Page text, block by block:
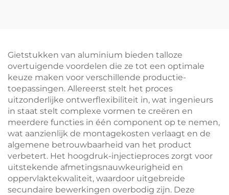
Gietstukken van aluminium bieden talloze
overtuigende voordelen die ze tot een optimale
keuze maken voor verschillende productie-
toepassingen. Allereerst stelt het proces
uitzonderlijke ontwerflexibiliteit in, wat ingenieurs
in staat stelt complexe vormen te creëren en
meerdere functies in één component op te nemen,
wat aanzienlijk de montagekosten verlaagt en de
algemene betrouwbaarheid van het product
verbetert. Het hoogdruk-injectieproces zorgt voor
uitstekende afmetingsnauwkeurigheid en
oppervlaktekwaliteit, waardoor uitgebreide
secundaire bewerkingen overbodig zijn. Deze